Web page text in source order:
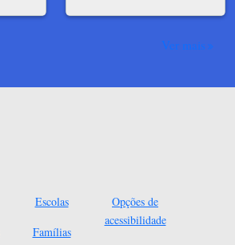
Ver mais
Escolas
Famílias
Opções de
acessibilidade